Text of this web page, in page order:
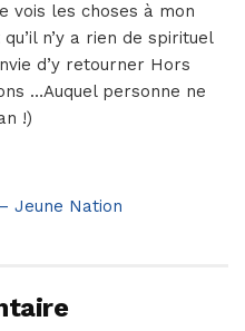
vois les choses à mon
n’y a rien de spirituel
d’y retourner Hors
…Auquel personne ne
!)
Jeune Nation